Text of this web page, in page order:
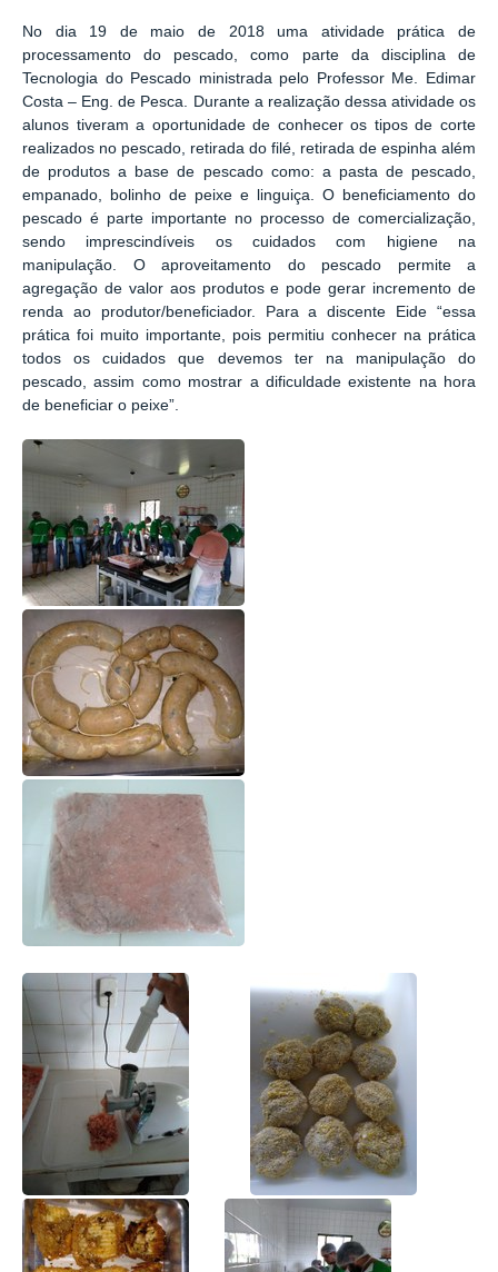
No dia 19 de maio de 2018 uma atividade prática de
processamento do pescado, como parte da disciplina de
Tecnologia do Pescado ministrada pelo Professor Me. Edimar
Costa – Eng. de Pesca. Durante a realização dessa atividade os
alunos tiveram a oportunidade de conhecer os tipos de corte
realizados no pescado, retirada do filé, retirada de espinha além
de produtos a base de pescado como: a pasta de pescado,
empanado, bolinho de peixe e linguiça. O beneficiamento do
pescado é parte importante no processo de comercialização,
sendo imprescindíveis os cuidados com higiene na
manipulação. O aproveitamento do pescado permite a
agregação de valor aos produtos e pode gerar incremento de
renda ao produtor/beneficiador. Para a discente Eide “essa
prática foi muito importante, pois permitiu conhecer na prática
todos os cuidados que devemos ter na manipulação do
pescado, assim como mostrar a dificuldade existente na hora
de beneficiar o peixe”.